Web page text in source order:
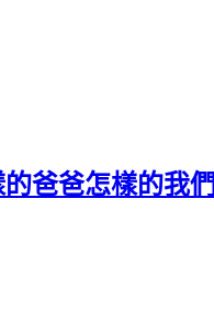
爸爸怎樣的我們